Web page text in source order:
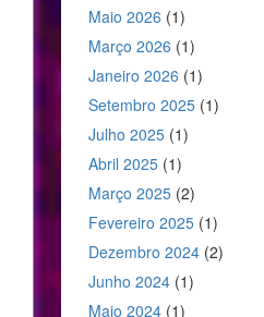
Maio 2026 (1)
Março 2026 (1)
Janeiro 2026 (1)
Setembro 2025 (1)
Julho 2025 (1)
Abril 2025 (1)
Março 2025 (2)
Fevereiro 2025 (1)
Dezembro 2024 (2)
Junho 2024 (1)
Maio 2024 (1)